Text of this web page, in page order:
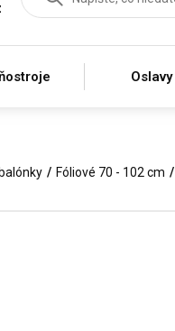
Oslavy
Fóliové 70 - 102 cm